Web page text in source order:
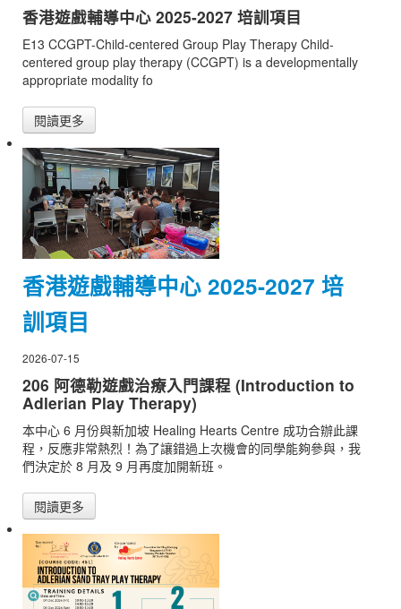
香港遊戲輔導中心 2025-2027 培訓項目
E13 CCGPT-Child-centered Group Play Therapy Child-
centered group play therapy (CCGPT) is a developmentally
appropriate modality fo
閱讀更多
香港遊戲輔導中心 2025-2027 培
訓項目
2026-07-15
206 阿德勒遊戲治療入門課程 (Introduction to
Adlerian Play Therapy)
本中心 6 月份與新加坡 Healing Hearts Centre 成功合辦此課
程，反應非常熱烈！為了讓錯過上次機會的同學能夠參與，我
們決定於 8 月及 9 月再度加開新班。
閱讀更多